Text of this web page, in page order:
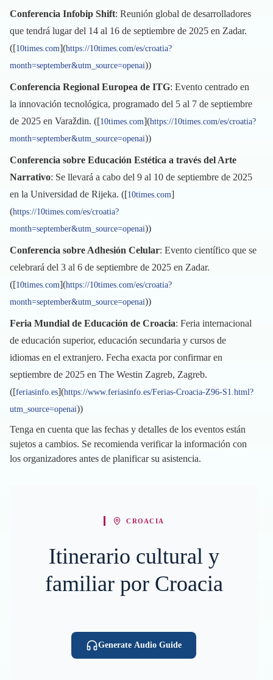
Conferencia Infobip Shift: Reunión global de desarrolladores
que tendrá lugar del 14 al 16 de septiembre de 2025 en Zadar.
([10times.com](https://10times.com/es/croatia?
month=september&utm_source=openai))
Conferencia Regional Europea de ITG: Evento centrado en
la innovación tecnológica, programado del 5 al 7 de septiembre
de 2025 en Varaždin. ([10times.com](https://10times.com/es/croatia?
month=september&utm_source=openai))
Conferencia sobre Educación Estética a través del Arte
Narrativo: Se llevará a cabo del 9 al 10 de septiembre de 2025
en la Universidad de Rijeka. ([10times.com]
(https://10times.com/es/croatia?
month=september&utm_source=openai))
Conferencia sobre Adhesión Celular: Evento científico que se
celebrará del 3 al 6 de septiembre de 2025 en Zadar.
([10times.com](https://10times.com/es/croatia?
month=september&utm_source=openai))
Feria Mundial de Educación de Croacia: Feria internacional
de educación superior, educación secundaria y cursos de
idiomas en el extranjero. Fecha exacta por confirmar en
septiembre de 2025 en The Westin Zagreb, Zagreb.
([feriasinfo.es](https://www.feriasinfo.es/Ferias-Croacia-Z96-S1.html?
utm_source=openai))
Tenga en cuenta que las fechas y detalles de los eventos están
sujetos a cambios. Se recomienda verificar la información con
los organizadores antes de planificar su asistencia.
CROACIA
Itinerario cultural y
familiar por Croacia
Generate Audio Guide